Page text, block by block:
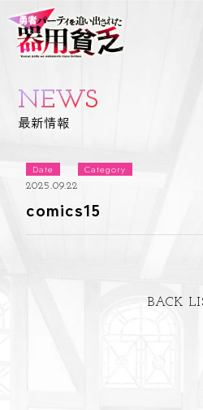
NEWS
最新情報
Date
2025.09.22
Category
comics15
BACK